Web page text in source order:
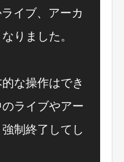
イブ、アーカ
りました。
な操作はでき
ライブやアー
制終了してし